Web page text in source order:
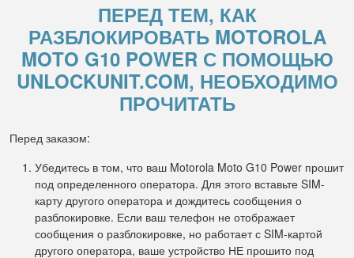
ПЕРЕД ТЕМ, КАК
РАЗБЛОКИРОВАТЬ MOTOROLA
MOTO G10 POWER С ПОМОЩЬЮ
UNLOCKUNIT.COM, НЕОБХОДИМО
ПРОЧИТАТЬ
Перед заказом:
Убедитесь в том, что ваш Motorola Moto G10 Power прошит
под определенного оператора. Для этого вставьте SIM-
карту другого оператора и дождитесь сообщения о
разблокировке. Если ваш телефон не отображает
сообщения о разблокировке, но работает с SIM-картой
другого оператора, ваше устройство НЕ прошито под